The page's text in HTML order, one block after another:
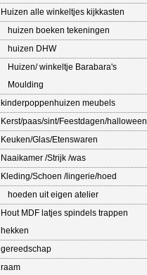
Huizen alle winkeltjes kijkkasten
huizen boeken tekeningen
huizen DHW
Huizen/ winkeltje Barabara's
Moulding
kinderpoppenhuizen meubels
Kerst/paas/sint/Feestdagen/halloween
Keuken/Glas/Etenswaren
Naaikamer /Strijk /was
Kleding/Schoen /lingerie/hoed
hoeden uit eigen atelier
Hout MDF latjes spindels trappen
hekken
gereedschap
raam